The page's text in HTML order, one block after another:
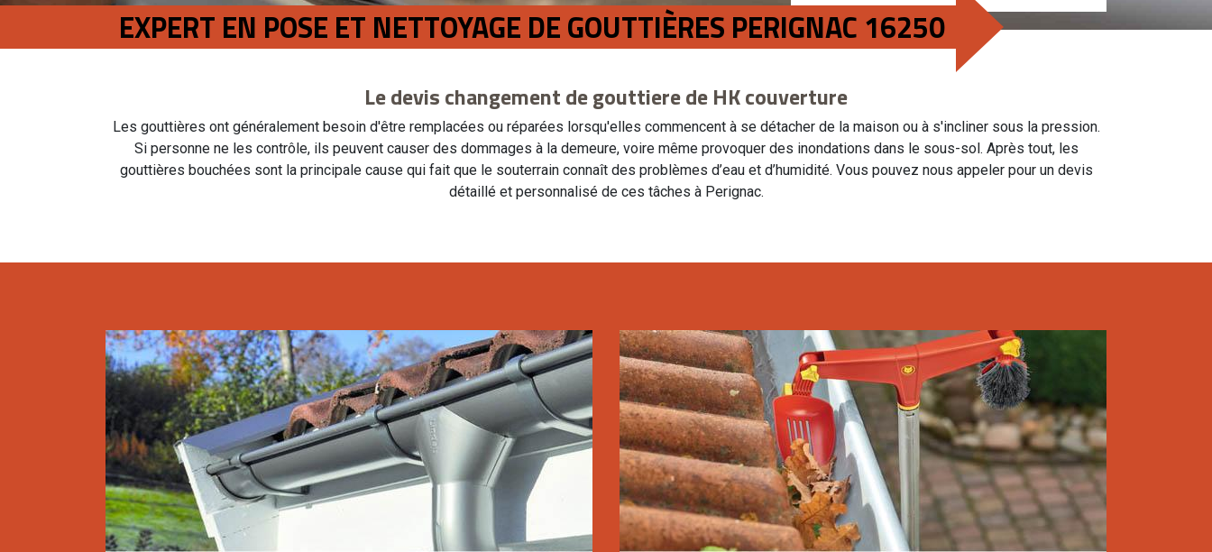
EXPERT EN POSE ET NETTOYAGE DE GOUTTIÈRES PERIGNAC 16250
Le devis changement de gouttiere de HK couverture
Les gouttières ont généralement besoin d'être remplacées ou réparées lorsqu'elles commencent à se détacher de la maison ou à s'incliner sous la pression.
Si personne ne les contrôle, ils peuvent causer des dommages à la demeure, voire même provoquer des inondations dans le sous-sol. Après tout, les
gouttières bouchées sont la principale cause qui fait que le souterrain connaît des problèmes d’eau et d’humidité. Vous pouvez nous appeler pour un devis
détaillé et personnalisé de ces tâches à Perignac.